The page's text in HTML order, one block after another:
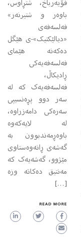
باوه‌ر و شتیرنه‌ر»
فه‌لسه‌فه‌ی
«دیالێکتیک»-ی هێگل
ده‌که‌نه هێمای
فه‌لسه‌فه‌یه‌کی
ڕادیکاڵ،
فه‌لسه‌فه‌یه‌ک که له
سه‌ر دوو پڕه‌نسیپی
سه‌ره‌کی دامه‌زراوه،
له لایه‌که‌وه
باوه‌ڕمه‌ندبوون به
گه‌شه‌ی ڕانه‌وه‌ستاوی
مێژوو، گه‌شه‌یه‌ک که
مه‌نتیق ده‌کاته وزه
[…]
READ MORE